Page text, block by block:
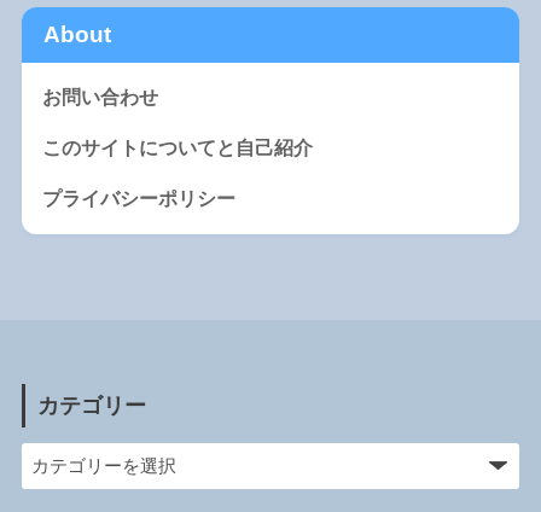
About
お問い合わせ
このサイトについてと自己紹介
プライバシーポリシー
カテゴリー